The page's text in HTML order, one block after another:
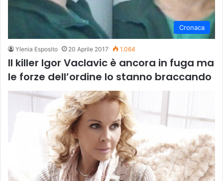
Cronaca
Ylenia Esposito 20 Aprile 2017 1.064
Il killer Igor Vaclavic è ancora in fuga ma
le forze dell’ordine lo stanno braccando